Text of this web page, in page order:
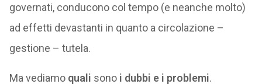
governati, conducono col tempo (e neanche molto)
ad effetti devastanti in quanto a circolazione –
gestione – tutela.
Ma vediamo quali sono i dubbi e i problemi.